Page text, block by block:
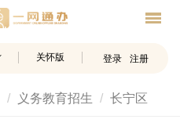
关怀版 登录 注册
义务教育招生 长宁区